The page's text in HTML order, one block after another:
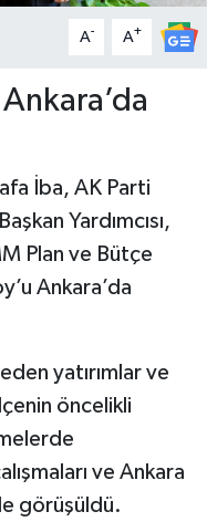
A- A+
İba, AK Parti
Yardımcısı,
Plan ve Bütçe
Ankara’da
yatırımlar ve
öncelikli
ve Ankara
görüşüldü.